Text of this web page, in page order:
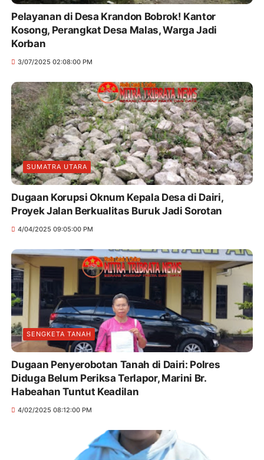
Pelayanan di Desa Krandon Bobrok! Kantor
Kosong, Perangkat Desa Malas, Warga Jadi
Korban
3/07/2025 02:08:00 PM
SUMATRA UTARA
Dugaan Korupsi Oknum Kepala Desa di Dairi,
Proyek Jalan Berkualitas Buruk Jadi Sorotan
4/04/2025 09:05:00 PM
SENGKETA TANAH
Dugaan Penyerobotan Tanah di Dairi: Polres
Diduga Belum Periksa Terlapor, Marini Br.
Habeahan Tuntut Keadilan
4/02/2025 08:12:00 PM